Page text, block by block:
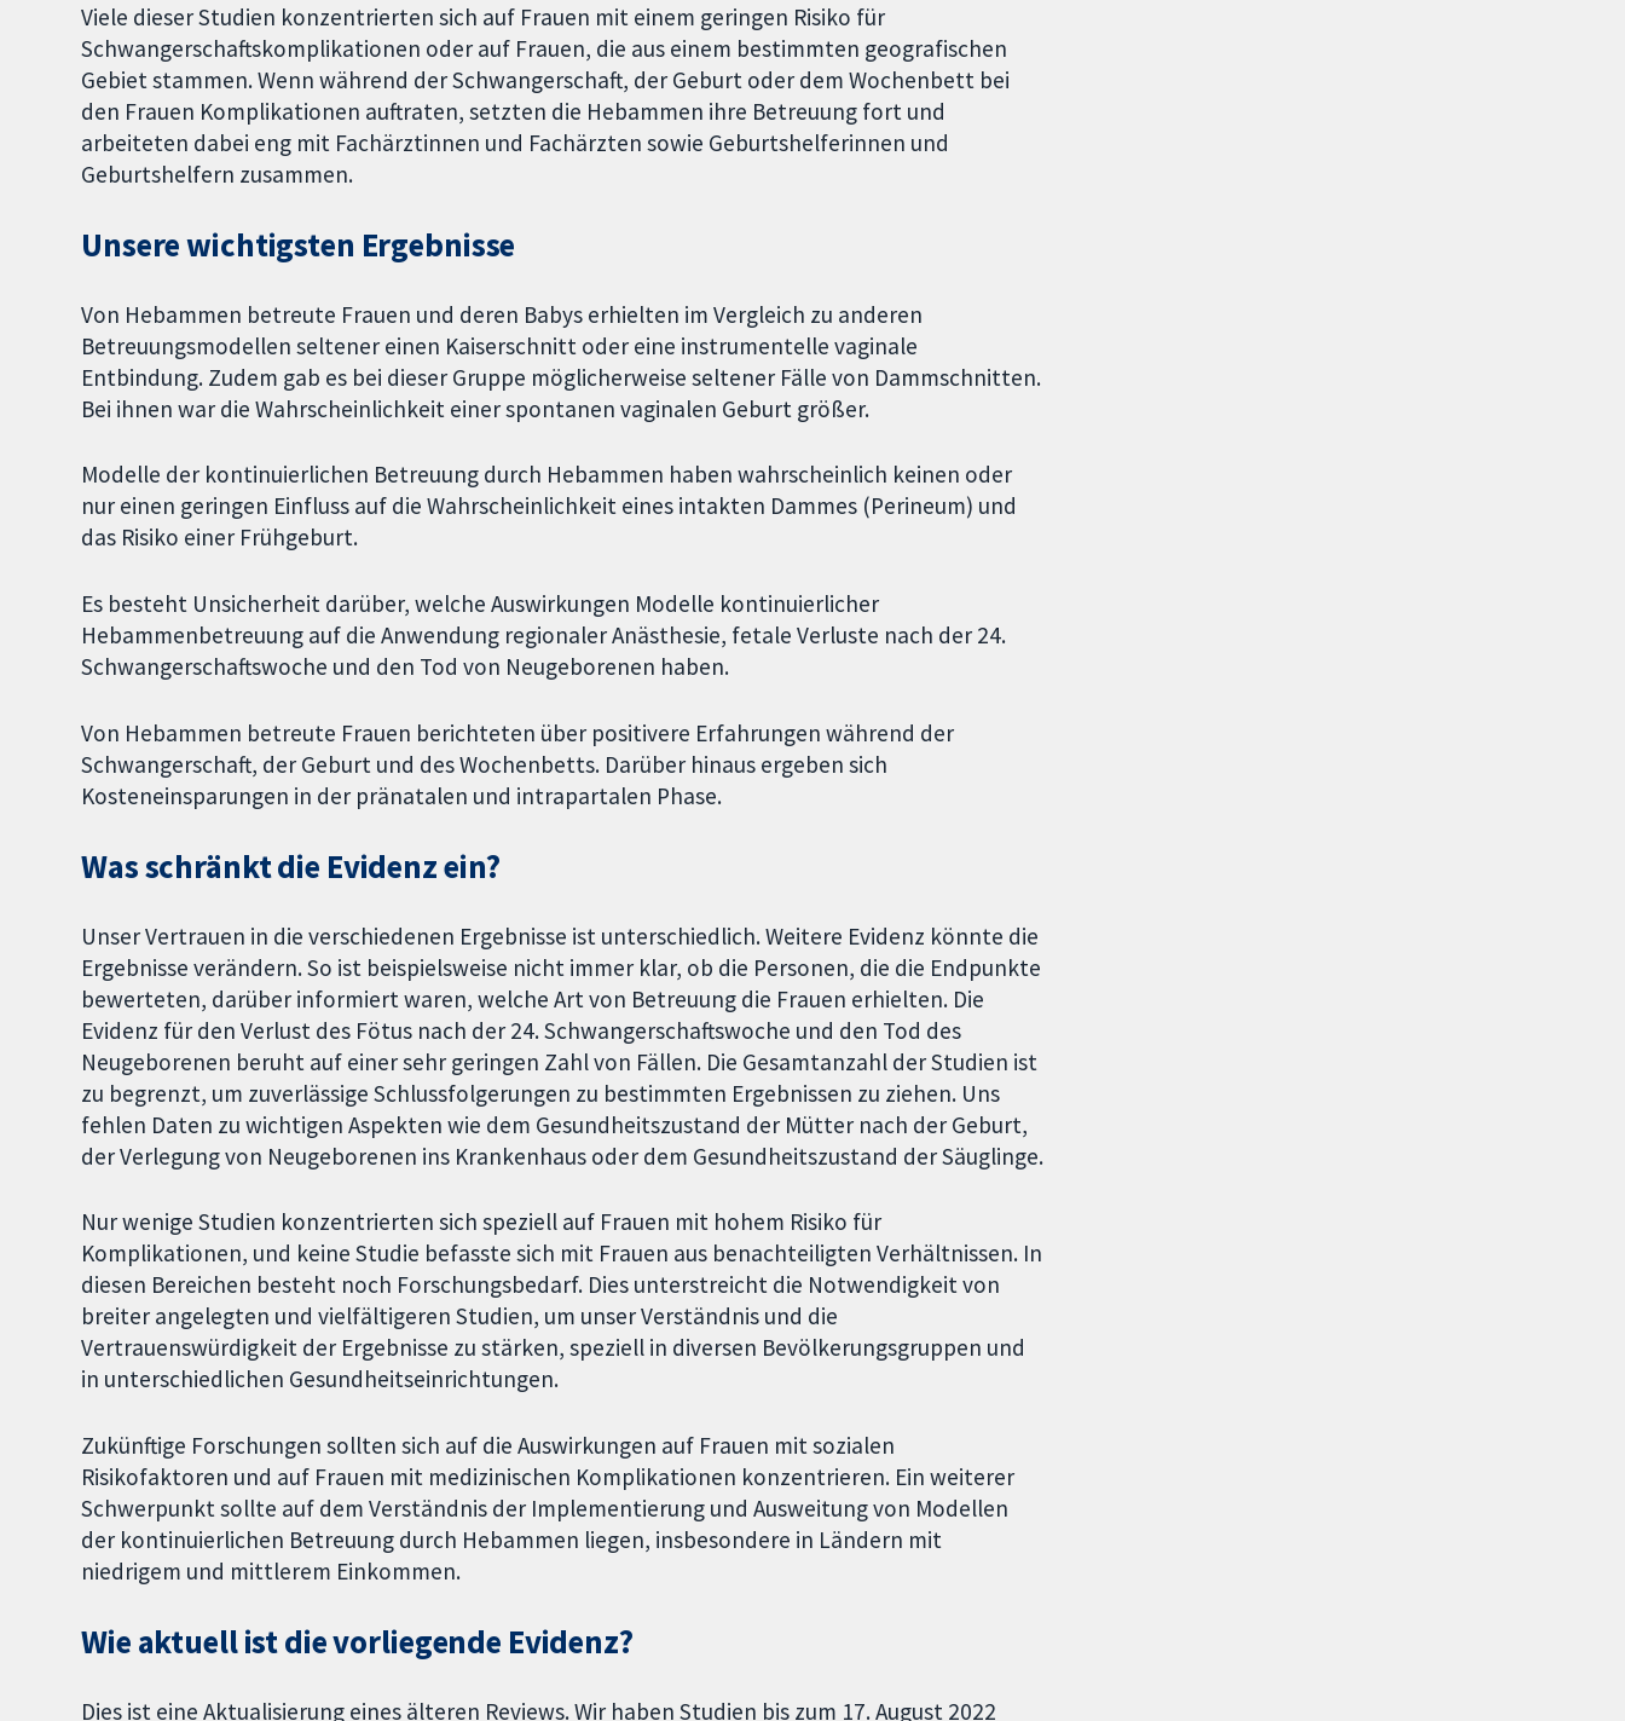
Viele dieser Studien konzentrierten sich auf Frauen mit einem geringen Risiko für
Schwangerschaftskomplikationen oder auf Frauen, die aus einem bestimmten geografischen
Gebiet stammen. Wenn während der Schwangerschaft, der Geburt oder dem Wochenbett bei
den Frauen Komplikationen auftraten, setzten die Hebammen ihre Betreuung fort und
arbeiteten dabei eng mit Fachärztinnen und Fachärzten sowie Geburtshelferinnen und
Geburtshelfern zusammen.
Unsere wichtigsten Ergebnisse
Von Hebammen betreute Frauen und deren Babys erhielten im Vergleich zu anderen
Betreuungsmodellen seltener einen Kaiserschnitt oder eine instrumentelle vaginale
Entbindung. Zudem gab es bei dieser Gruppe möglicherweise seltener Fälle von Dammschnitten.
Bei ihnen war die Wahrscheinlichkeit einer spontanen vaginalen Geburt größer.
Modelle der kontinuierlichen Betreuung durch Hebammen haben wahrscheinlich keinen oder
nur einen geringen Einfluss auf die Wahrscheinlichkeit eines intakten Dammes (Perineum) und
das Risiko einer Frühgeburt.
Es besteht Unsicherheit darüber, welche Auswirkungen Modelle kontinuierlicher
Hebammenbetreuung auf die Anwendung regionaler Anästhesie, fetale Verluste nach der 24.
Schwangerschaftswoche und den Tod von Neugeborenen haben.
Von Hebammen betreute Frauen berichteten über positivere Erfahrungen während der
Schwangerschaft, der Geburt und des Wochenbetts. Darüber hinaus ergeben sich
Kosteneinsparungen in der pränatalen und intrapartalen Phase.
Was schränkt die Evidenz ein?
Unser Vertrauen in die verschiedenen Ergebnisse ist unterschiedlich. Weitere Evidenz könnte die
Ergebnisse verändern. So ist beispielsweise nicht immer klar, ob die Personen, die die Endpunkte
bewerteten, darüber informiert waren, welche Art von Betreuung die Frauen erhielten. Die
Evidenz für den Verlust des Fötus nach der 24. Schwangerschaftswoche und den Tod des
Neugeborenen beruht auf einer sehr geringen Zahl von Fällen. Die Gesamtanzahl der Studien ist
zu begrenzt, um zuverlässige Schlussfolgerungen zu bestimmten Ergebnissen zu ziehen. Uns
fehlen Daten zu wichtigen Aspekten wie dem Gesundheitszustand der Mütter nach der Geburt,
der Verlegung von Neugeborenen ins Krankenhaus oder dem Gesundheitszustand der Säuglinge.
Nur wenige Studien konzentrierten sich speziell auf Frauen mit hohem Risiko für
Komplikationen, und keine Studie befasste sich mit Frauen aus benachteiligten Verhältnissen. In
diesen Bereichen besteht noch Forschungsbedarf. Dies unterstreicht die Notwendigkeit von
breiter angelegten und vielfältigeren Studien, um unser Verständnis und die
Vertrauenswürdigkeit der Ergebnisse zu stärken, speziell in diversen Bevölkerungsgruppen und
in unterschiedlichen Gesundheitseinrichtungen.
Zukünftige Forschungen sollten sich auf die Auswirkungen auf Frauen mit sozialen
Risikofaktoren und auf Frauen mit medizinischen Komplikationen konzentrieren. Ein weiterer
Schwerpunkt sollte auf dem Verständnis der Implementierung und Ausweitung von Modellen
der kontinuierlichen Betreuung durch Hebammen liegen, insbesondere in Ländern mit
niedrigem und mittlerem Einkommen.
Wie aktuell ist die vorliegende Evidenz?
Dies ist eine Aktualisierung eines älteren Reviews. Wir haben Studien bis zum 17. August 2022